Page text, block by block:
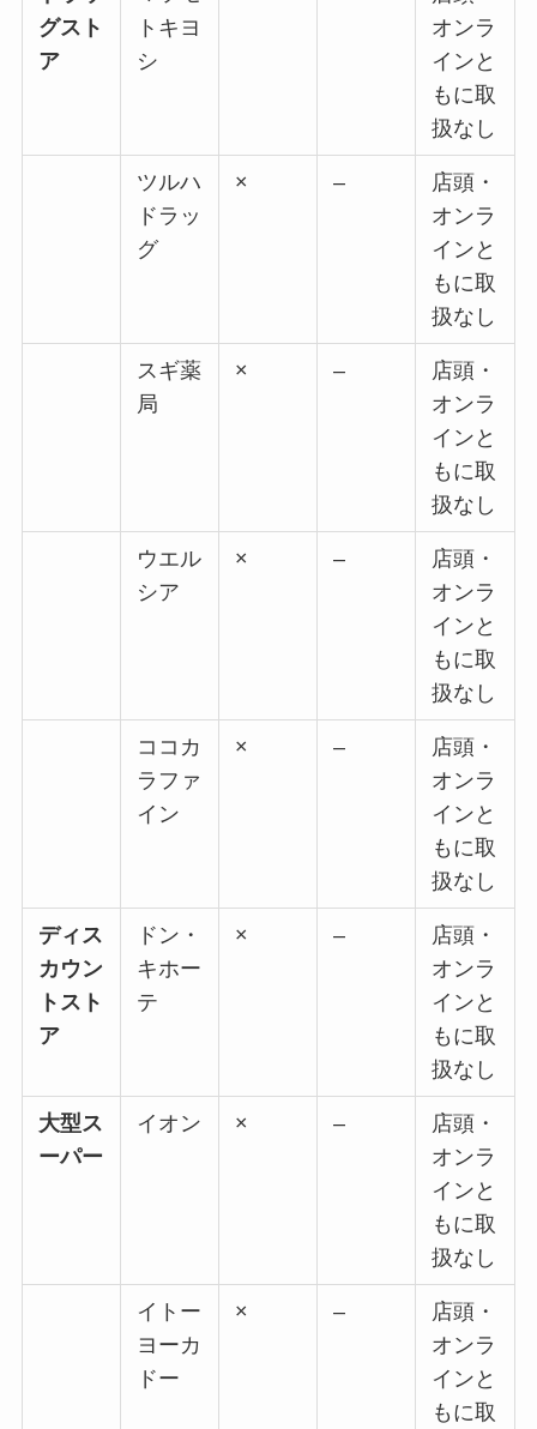
グスト
ア
トキヨ
シ
オンラ
インと
もに取
扱なし
ツルハ
ドラッ
グ
× –
店頭・
オンラ
インと
もに取
扱なし
スギ薬
局
× –
店頭・
オンラ
インと
もに取
扱なし
ウエル
シア
× –
店頭・
オンラ
インと
もに取
扱なし
ココカ
ラファ
イン
× –
店頭・
オンラ
インと
もに取
扱なし
ディス
カウン
トスト
ア
ドン・
キホー
テ
× –
店頭・
オンラ
インと
もに取
扱なし
大型ス
ーパー
イオン × –
店頭・
オンラ
インと
もに取
扱なし
イトー
ヨーカ
ドー
× –
店頭・
オンラ
インと
もに取